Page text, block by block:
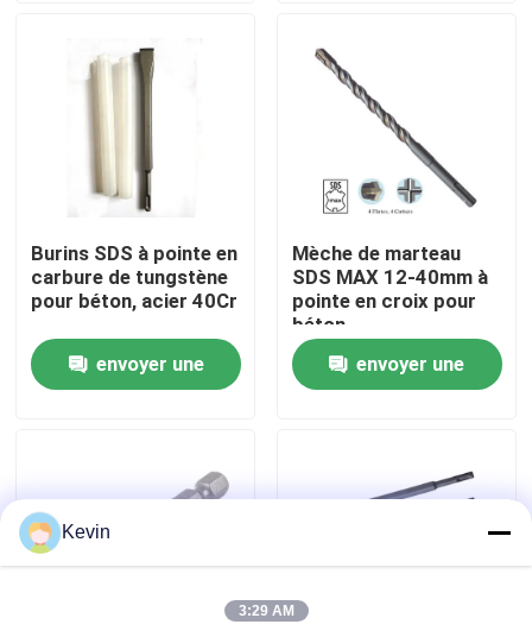
Visite d'usine
Contrôle de qualité
Demandez une citation
peu de perceuse de hss
Burins SDS à pointe en
carbure de tungstène
pour béton, acier 40Cr
envoyer une
Mèche de marteau
SDS MAX 12-40mm à
pointe en croix pour
béton
envoyer une
Kevin
3:29 AM